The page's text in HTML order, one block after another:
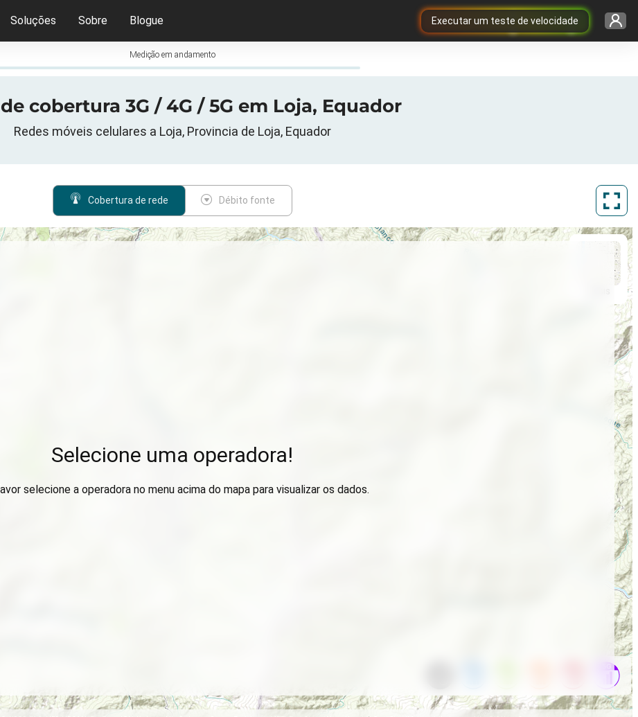
Executar um teste de velocidade
Soluções Sobre Blogue
Medição em andamento
cobertura 3G / 4G / 5G em Loja, Equador
Redes móveis celulares a Loja, Provincia de Loja, Equador
Cobertura de rede Débito fonte
Selecione uma operadora!
selecione a operadora no menu acima do mapa para visualizar os dados.